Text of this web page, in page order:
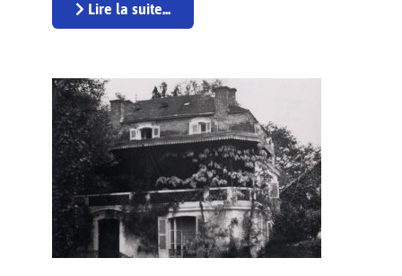
Lire la suite...